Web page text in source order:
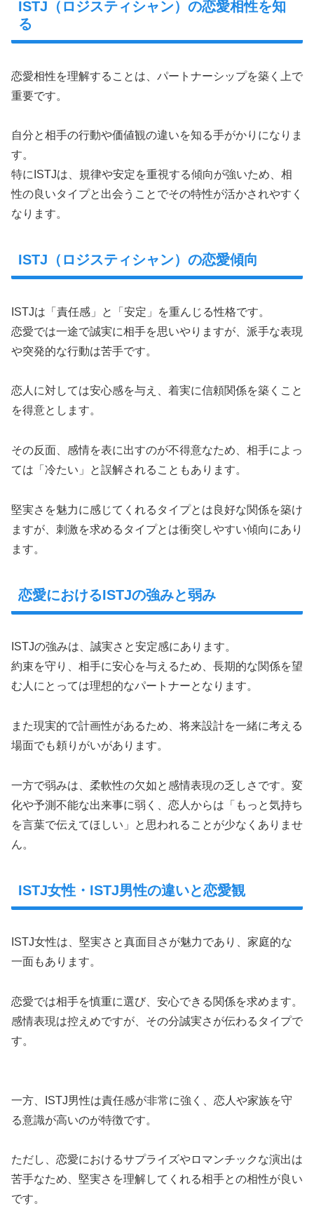
ISTJ（ロジスティシャン）の恋愛相性を知
る
恋愛相性を理解することは、パートナーシップを築く上で
重要です。
自分と相手の行動や価値観の違いを知る手がかりになりま
す。
特にISTJは、規律や安定を重視する傾向が強いため、相
性の良いタイプと出会うことでその特性が活かされやすく
なります。
ISTJ（ロジスティシャン）の恋愛傾向
ISTJは「責任感」と「安定」を重んじる性格です。
恋愛では一途で誠実に相手を思いやりますが、派手な表現
や突発的な行動は苦手です。
恋人に対しては安心感を与え、着実に信頼関係を築くこと
を得意とします。
その反面、感情を表に出すのが不得意なため、相手によっ
ては「冷たい」と誤解されることもあります。
堅実さを魅力に感じてくれるタイプとは良好な関係を築け
ますが、刺激を求めるタイプとは衝突しやすい傾向にあり
ます。
恋愛におけるISTJの強みと弱み
ISTJの強みは、誠実さと安定感にあります。
約束を守り、相手に安心を与えるため、長期的な関係を望
む人にとっては理想的なパートナーとなります。
また現実的で計画性があるため、将来設計を一緒に考える
場面でも頼りがいがあります。
一方で弱みは、柔軟性の欠如と感情表現の乏しさです。変
化や予測不能な出来事に弱く、恋人からは「もっと気持ち
を言葉で伝えてほしい」と思われることが少なくありませ
ん。
ISTJ女性・ISTJ男性の違いと恋愛観
ISTJ女性は、堅実さと真面目さが魅力であり、家庭的な
一面もあります。
恋愛では相手を慎重に選び、安心できる関係を求めます。
感情表現は控えめですが、その分誠実さが伝わるタイプで
す。
一方、ISTJ男性は責任感が非常に強く、恋人や家族を守
る意識が高いのが特徴です。
ただし、恋愛におけるサプライズやロマンチックな演出は
苦手なため、堅実さを理解してくれる相手との相性が良い
です。